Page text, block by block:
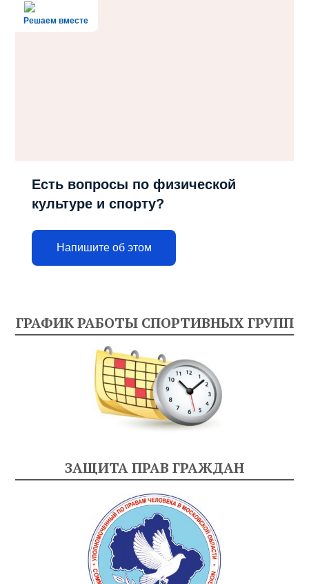
Решаем вместе
Есть вопросы по физической
культуре и спорту?
Напишите об этом
ГРАФИК РАБОТЫ СПОРТИВНЫХ ГРУПП
ЗАЩИТА ПРАВ ГРАЖДАН